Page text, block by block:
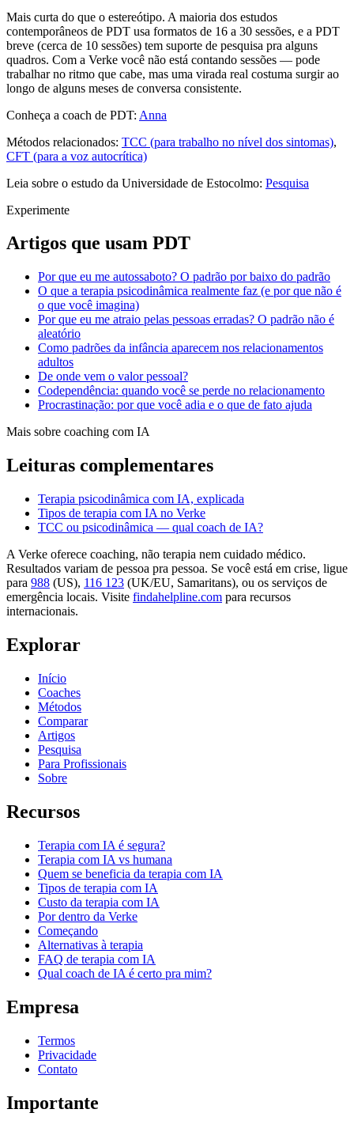
Mais curta do que o estereótipo. A maioria dos estudos
contemporâneos de PDT usa formatos de 16 a 30 sessões, e a PDT
breve (cerca de 10 sessões) tem suporte de pesquisa pra alguns
quadros. Com a Verke você não está contando sessões — pode
trabalhar no ritmo que cabe, mas uma virada real costuma surgir ao
longo de alguns meses de conversa consistente.
Conheça a coach de PDT: Anna
Métodos relacionados: TCC (para trabalho no nível dos sintomas),
CFT (para a voz autocrítica)
Leia sobre o estudo da Universidade de Estocolmo: Pesquisa
Experimente
Artigos que usam PDT
Por que eu me autossaboto? O padrão por baixo do padrão
O que a terapia psicodinâmica realmente faz (e por que não é
o que você imagina)
Por que eu me atraio pelas pessoas erradas? O padrão não é
aleatório
Como padrões da infância aparecem nos relacionamentos
adultos
De onde vem o valor pessoal?
Codependência: quando você se perde no relacionamento
Procrastinação: por que você adia e o que de fato ajuda
Mais sobre coaching com IA
Leituras complementares
Terapia psicodinâmica com IA, explicada
Tipos de terapia com IA no Verke
TCC ou psicodinâmica — qual coach de IA?
A Verke oferece coaching, não terapia nem cuidado médico.
Resultados variam de pessoa pra pessoa. Se você está em crise, ligue
para 988 (US), 116 123 (UK/EU, Samaritans), ou os serviços de
emergência locais. Visite findahelpline.com para recursos
internacionais.
Explorar
Início
Coaches
Métodos
Comparar
Artigos
Pesquisa
Para Profissionais
Sobre
Recursos
Terapia com IA é segura?
Terapia com IA vs humana
Quem se beneficia da terapia com IA
Tipos de terapia com IA
Custo da terapia com IA
Por dentro da Verke
Começando
Alternativas à terapia
FAQ de terapia com IA
Qual coach de IA é certo pra mim?
Empresa
Termos
Privacidade
Contato
Importante